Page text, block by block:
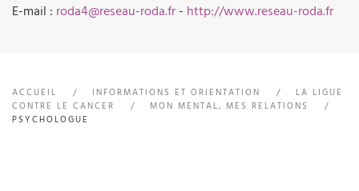
E-mail : roda4@reseau-roda.fr - http://www.reseau-roda.fr
ACCUEIL INFORMATIONS ET ORIENTATION
LA LIGUE
CONTRE LE CANCER
MON MENTAL, MES RELATIONS
PSYCHOLOGUE